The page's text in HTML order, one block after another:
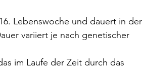
Lebenswoche und dauert in der
variiert je nach genetischer
im Laufe der Zeit durch das